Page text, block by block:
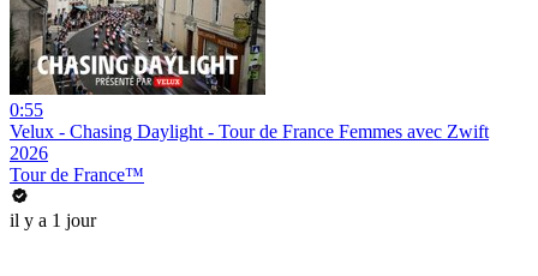
0:55
Velux - Chasing Daylight - Tour de France Femmes avec Zwift
2026
Tour de France™
il y a 1 jour